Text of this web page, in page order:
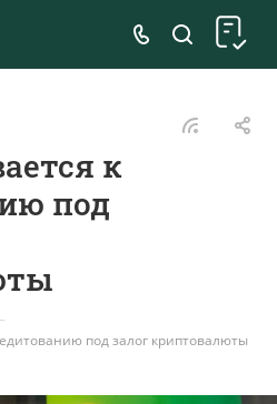
к
под
под залог криптовалюты